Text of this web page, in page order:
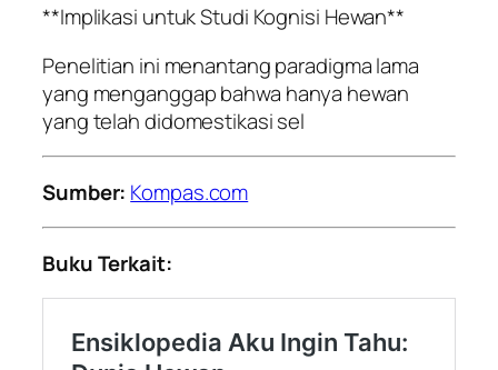
**Implikasi untuk Studi Kognisi Hewan**
Penelitian ini menantang paradigma lama
yang menganggap bahwa hanya hewan
yang telah didomestikasi sel
Sumber: Kompas.com
Buku Terkait: